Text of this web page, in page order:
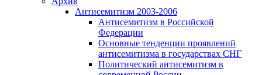
Антисемитизм 2003-2006
Антисемитизм в Российской
Федерации
Основные тенденции проявлений
антисемитизма в государствах СНГ
Политический антисемитизм в